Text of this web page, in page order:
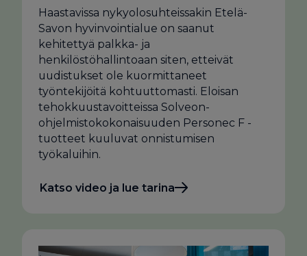
Haastavissa nykyolosuhteissakin Etelä-
Savon hyvinvointialue on saanut
kehitettyä palkka- ja
henkilöstöhallintoaan siten, etteivät
uudistukset ole kuormittaneet
työntekijöitä kohtuuttomasti. Eloisan
tehokkuustavoitteissa Solveon-
ohjelmistokokonaisuuden Personec F -
tuotteet kuuluvat onnistumisen
työkaluihin.
Katso video ja lue tarina